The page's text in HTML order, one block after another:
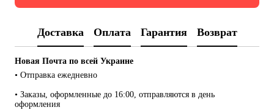
Доставка Оплата Гарантия Возврат
Новая Почта по всей Украине
• Отправка ежедневно
• Заказы, оформленные до 16:00, отправляются в день
оформления